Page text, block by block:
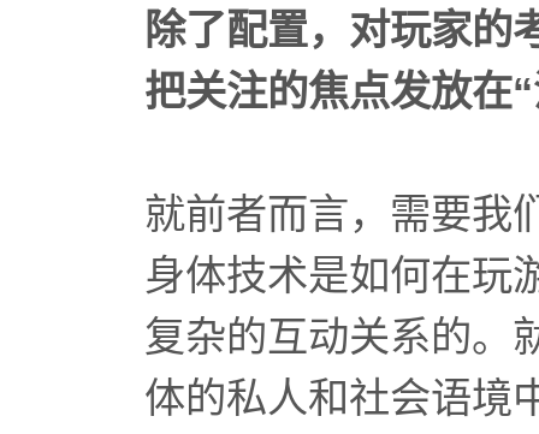
除了配置，对玩家的
把关注的焦点发放在
就前者而言，需要我
身体技术是如何在玩
复杂的互动关系的。
体的私人和社会语境